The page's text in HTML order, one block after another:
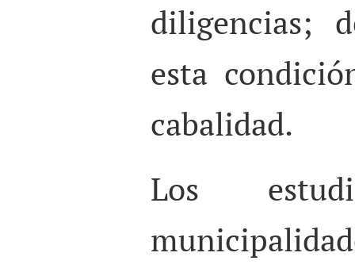
diligencias;
esta
cabalidad.
Los